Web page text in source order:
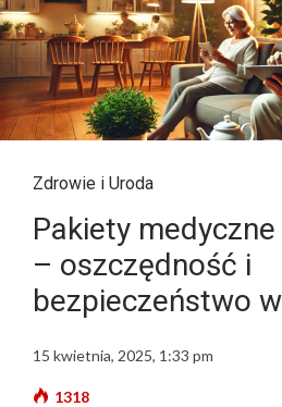
Zdrowie i Uroda
Pakiety
– oszczędność i
bezpieczeństwo
15 kwietnia, 2025, 1:33 pm
1318